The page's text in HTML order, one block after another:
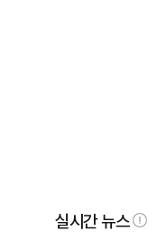
실시간 뉴스